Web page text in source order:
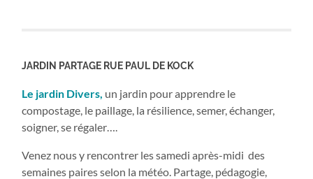
JARDIN PARTAGE RUE PAUL DE KOCK
Le jardin Divers, un jardin pour apprendre le
compostage, le paillage, la résilience, semer, échanger,
soigner, se régaler….
Venez nous y rencontrer les samedi après-midi des
semaines paires selon la météo. Partage, pédagogie,